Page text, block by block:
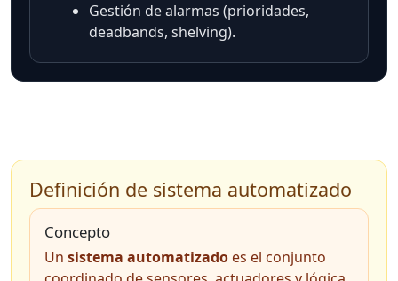
Gestión de alarmas (prioridades,
deadbands, shelving).
Definición de sistema automatizado
Concepto
Un sistema automatizadoes el conjunto